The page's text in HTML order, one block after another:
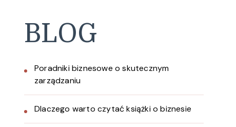
BLOG
Poradniki biznesowe o skutecznym
zarządzaniu
Dlaczego warto czytać książki o biznesie